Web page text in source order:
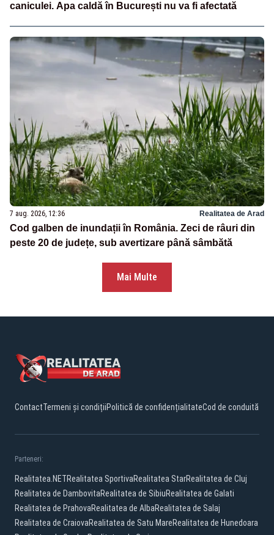
caniculei. Apa caldă în București nu va fi afectată
7 aug. 2026, 12:36 Realitatea de Arad
Cod galben de inundații în România. Zeci de râuri din
peste 20 de județe, sub avertizare până sâmbătă
Mai Multe
ContactTermeni și condițiiPolitică de confidențialitateCod de conduită
Parteneri:
Realitatea.NETRealitatea SportivaRealitatea StarRealitatea de Cluj
Realitatea de DambovitaRealitatea de SibiuRealitatea de Galati
Realitatea de PrahovaRealitatea de AlbaRealitatea de Salaj
Realitatea de CraiovaRealitatea de Satu MareRealitatea de Hunedoara